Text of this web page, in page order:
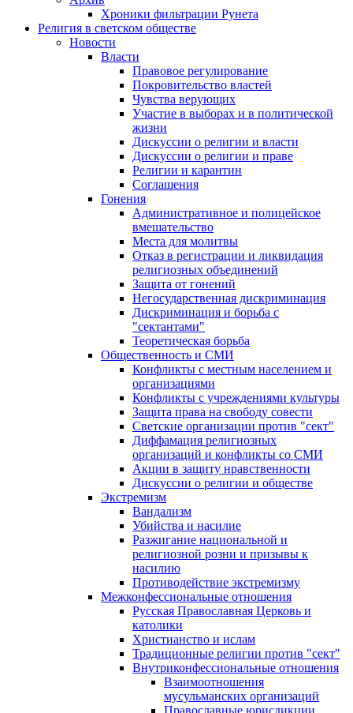
Хроники фильтрации Рунета
Религия в светском обществе
Новости
Власти
Правовое регулирование
Покровительство властей
Чувства верующих
Участие в выборах и в политической
жизни
Дискуссии о религии и власти
Дискуссии о религии и праве
Религии и карантин
Соглашения
Гонения
Административное и полицейское
вмешательство
Места для молитвы
Отказ в регистрации и ликвидация
религиозных объединений
Защита от гонений
Негосударственная дискриминация
Дискриминация и борьба с
"сектантами"
Теоретическая борьба
Общественность и СМИ
Конфликты с местным населением и
организациями
Конфликты с учреждениями культуры
Защита права на свободу совести
Светские организации против "сект"
Диффамация религиозных
организаций и конфликты со СМИ
Акции в защиту нравственности
Дискуссии о религии и обществе
Экстремизм
Вандализм
Убийства и насилие
Разжигание национальной и
религиозной розни и призывы к
насилию
Противодействие экстремизму
Межконфессиональные отношения
Русская Православная Церковь и
католики
Христианство и ислам
Традиционные религии против "сект"
Внутриконфессиональные отношения
Взаимоотношения
мусульманских организаций